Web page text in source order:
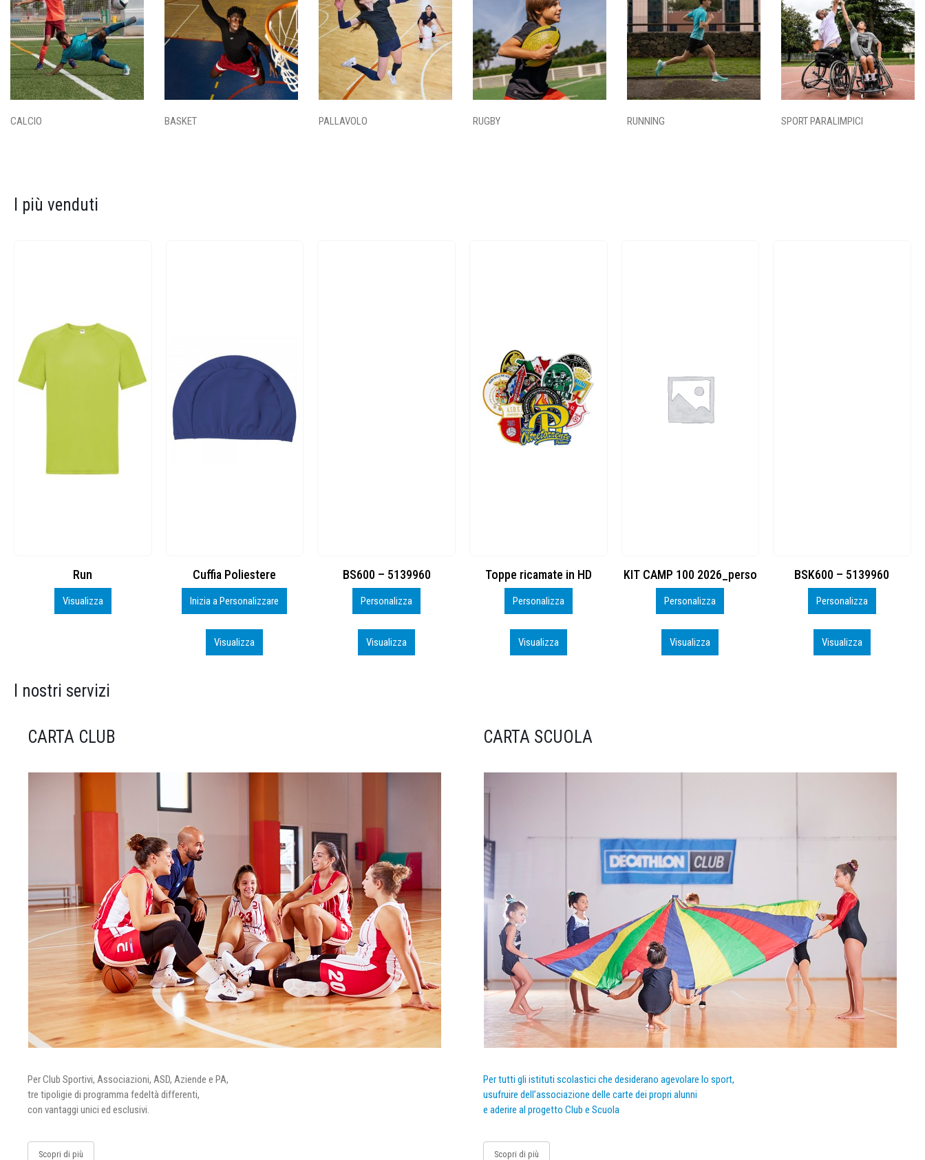
CALCIO BASKET PALLAVOLO RUGBY RUNNING SPORT PARALIMPICI
I più venduti
Cuffia Poliestere
Inizia a Personalizzare
BS600 – 5139960
Personalizza
Visualizza
Toppe ricamate in HD
Personalizza
Visualizza
KIT CAMP 100 2026_perso
Personalizza
Visualizza
BSK600 – 5139960
Personalizza
Visualizza
DTF
Personalizza
Visualizza
I nostri servizi
CARTA CLUB
Per Club Sportivi, Associazioni, ASD, Aziende e PA,
tre tipoligie di programma fedeltà differenti,
con vantaggi unici ed esclusivi.
Scopri di più
CARTA SCUOLA
Per tutti gli istituti scolastici che desiderano agevolare lo sport,
usufruire dell’associazione delle carte dei propri alunni
e aderire al progetto Club e Scuola
Scopri di più